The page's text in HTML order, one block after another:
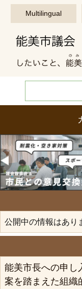
このページの本文へ
Multilingual
公開中の情報はあり
能美市長への申し
案を踏まえた組織